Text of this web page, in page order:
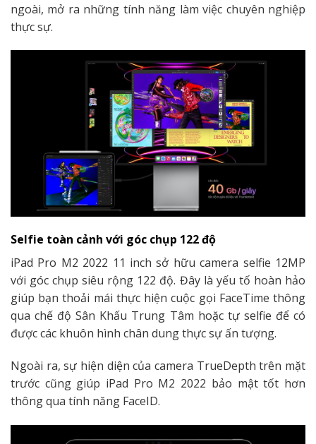
ngoài, mở ra những tính năng làm việc chuyên nghiệp
thực sự.
Selfie toàn cảnh với góc chụp 122 độ
iPad Pro M2 2022 11 inch sở hữu camera selfie 12MP
với góc chụp siêu rộng 122 độ. Đây là yếu tố hoàn hảo
giúp bạn thoải mái thực hiện cuộc gọi FaceTime thông
qua chế độ Sân Khấu Trung Tâm hoặc tự selfie để có
được các khuôn hình chân dung thực sự ấn tượng.
Ngoài ra, sự hiện diện của camera TrueDepth trên mặt
trước cũng giúp iPad Pro M2 2022 bảo mật tốt hơn
thông qua tính năng FaceID.